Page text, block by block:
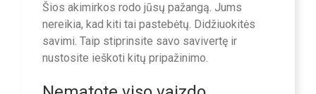
Šios akimirkos rodo jūsų pažangą. Jums
nereikia, kad kiti tai pastebėtų. Didžiuokitės
savimi. Taip stiprinsite savo savivertę ir
nustosite ieškoti kitų pripažinimo.